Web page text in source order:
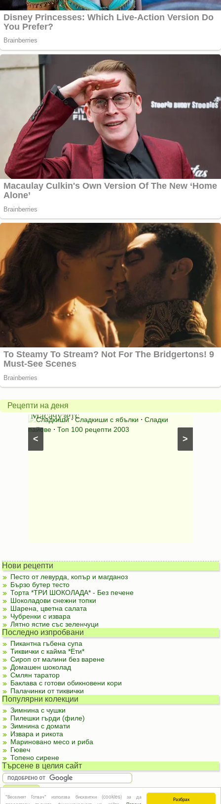
Разбрах
"Веселият Готвач" използва бисквитки (cookies) за да
Рецепти на деня
>
<
Американски
ябълков
пай
от
Масачузетс
Сладкиши⋅Сладкиши с ябълки ⋅ Сладки
пайове ⋅ Топ 100 рецепти 2003
питка
на
мама
Нови рецепти
Песто от левурда, копър и магданоз
Бързо бутер тесто
Торта *ТРИ ШОКОЛАДА* - Без печене
Шоколадови снежни топки
Шарена, цветна салата
Чубренки с извара
Лятно ястие със зеленчуци
Последно изпробвани
Пикантна гъбена супа
Тиквички с кайма *Ети*
Сироп от малини без варене
Домашен шоколад
Смлян таратор
Баклава с готови обикновени кори
Палачинки от тиквички
Популярни колекции
Зимнина с чушки
Пилешки гърди (филе)
Зимнина с домати
Извара и рикота
Мариновано месо и риба
Гювеч
Топено сирене
Търсене в целия сайт
За реклама| За контакти|Подкрепете ни | Правила и условия|